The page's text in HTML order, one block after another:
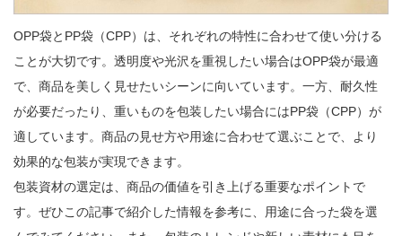
OPP袋とPP袋（CPP）は、それぞれの特性に合わせて使い分ける
ことが大切です。透明度や光沢を重視したい場合はOPP袋が最適
で、商品を美しく見せたいシーンに向いています。一方、耐久性
が必要だったり、重いものを包装したい場合にはPP袋（CPP）が
適しています。商品の見せ方や用途に合わせて選ぶことで、より
効果的な包装が実現できます。
包装資材の選定は、商品の価値を引き上げる重要なポイントで
す。ぜひこの記事で紹介した情報を参考に、用途に合った袋を選